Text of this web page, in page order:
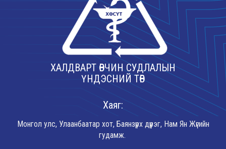
ХАЛДВАРТ ӨВЧИН СУДЛАЛЫН
ҮНДЭСНИЙ ТӨВ
Хаяг:
Монгол улс, Улаанбаатар хот, Баянзүрх дүүрэг, Нам Ян Жүгийн
гудамж.